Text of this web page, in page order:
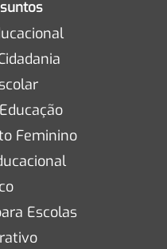
Feminino
Escolas